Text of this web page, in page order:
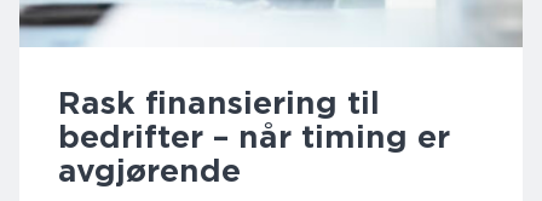
Rask finansiering til
bedrifter – når timing er
avgjørende